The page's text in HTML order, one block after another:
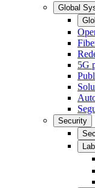
Global
5G
Security